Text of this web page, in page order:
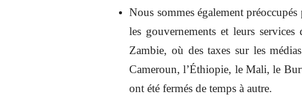
Nous sommes également
les gouvernements et leurs
Zambie, où des taxes sur les
Cameroun, l’Éthiopie, le Mali, le
ont été fermés de temps à autre.